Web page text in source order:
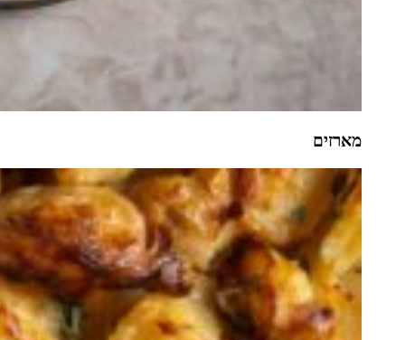
מארזים